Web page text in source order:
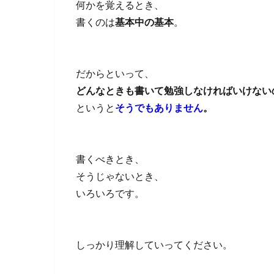
何かを覚えるとき、
書くのは基本中の基本。
だからといって、
どんなときも書いて勉強しなければいけな
というと そうでもありません。
書くべきとき、
そうじゃないとき、
いろいろです。
しっかり理解していってください。